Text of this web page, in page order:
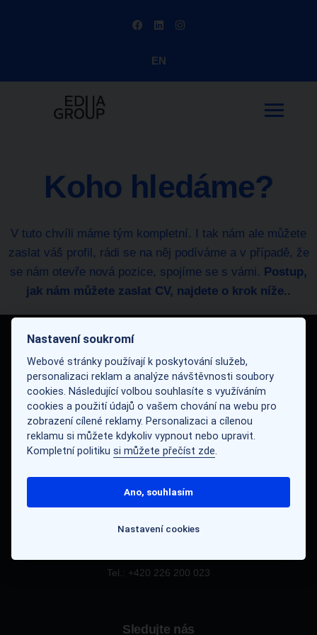
EN
Koho hledáme?
V tuto chvíli máme tým kompletní. I tak nám ale můžete
zaslat váš profil, rádi se na něj podíváme a v případě, že
se nám otevře nová pozice, spojíme se s vámi. Postup,
jak nám můžete zaslat CV, najdete o krok níže..
Navigace
Portfolio
Blog
Aktuality
Kariéra
Náš tým
Kontakt
Tel.: +420 226 200 023
Sledujte nás
Nastavení soukromí
Webové stránky používají k poskytování služeb,
personalizaci reklam a analýze návštěvnosti soubory
cookies. Následující volbou souhlasíte s využíváním
cookies a použití údajů o vašem chování na webu pro
zobrazení cílené reklamy. Personalizaci a cílenou
reklamu si můžete kdykoliv vypnout nebo upravit.
Kompletní politikusi můžete přečíst zde.
Ano, souhlasím
Nastavení cookies